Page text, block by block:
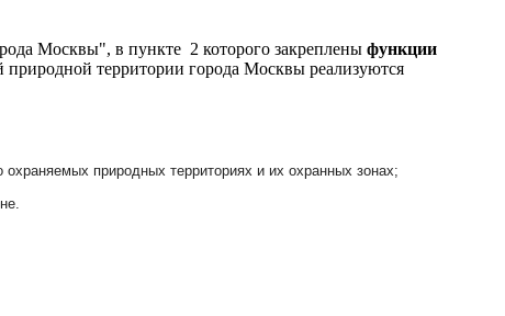
Москвы", в пункте 2 которого закреплены функции
территории города Москвы реализуются
природных территориях и их охранных зонах;